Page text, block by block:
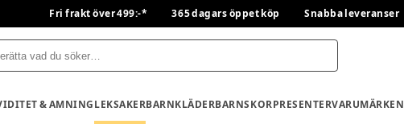
Fri frakt över 499:-* 365 dagars öppet köp Snabba leveranser
& AMNINGLEKSAKERBARNKLÄDERBARNSKORPRESENTERVARUMÄRKEN